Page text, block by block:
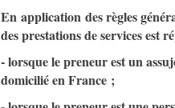
En application des règles
des prestations de services est
- lorsque le preneur est un
domicilié en France ;